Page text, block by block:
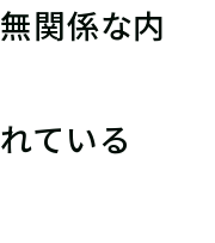
関係な内
ている